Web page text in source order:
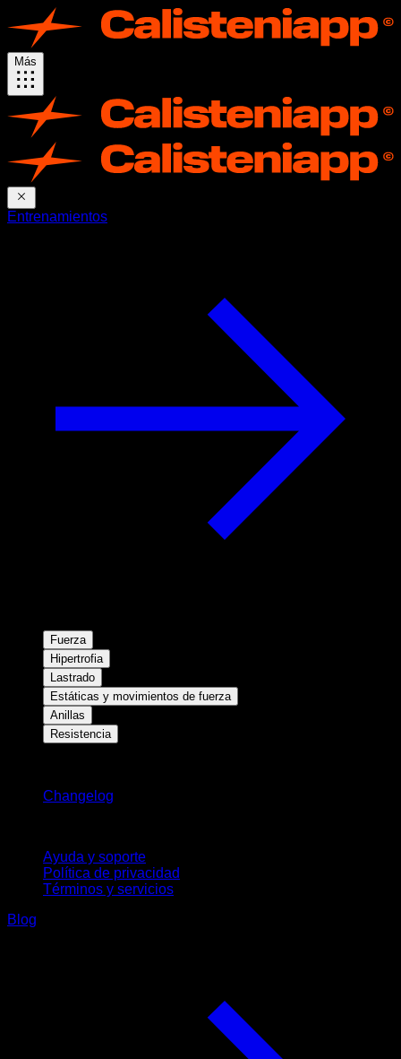
Más
Entrenamientos
Fuerza
Hipertrofia
Lastrado
Estáticas y movimientos de fuerza
Anillas
Resistencia
Changelog
Ayuda y soporte
Política de privacidad
Términos y servicios
Blog